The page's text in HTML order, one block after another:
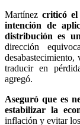
Martínez criticó el
intención de
distribución es
dirección
traducir en
agregó.
Aseguró que es
estabilizar la
inflación y evitar